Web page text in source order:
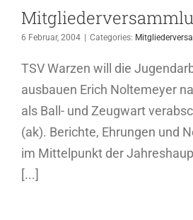
6 Februar, 2004 Categories:
TSV Warzen will die
ausbauen Erich Noltemeyer
als Ball- und Zeugwart
(ak). Berichte, Ehrungen und
im Mittelpunkt der
[...]